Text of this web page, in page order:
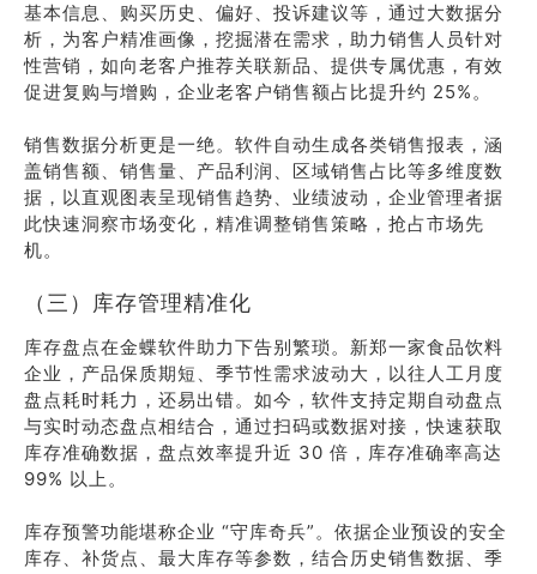
基本信息、购买历史、偏好、投诉建议等，通过大数据分
析，为客户精准画像，挖掘潜在需求，助力销售人员针对
性营销，如向老客户推荐关联新品、提供专属优惠，有效
促进复购与增购，企业老客户销售额占比提升约 25%。
销售数据分析更是一绝。软件自动生成各类销售报表，涵
盖销售额、销售量、产品利润、区域销售占比等多维度数
据，以直观图表呈现销售趋势、业绩波动，企业管理者据
此快速洞察市场变化，精准调整销售策略，抢占市场先
机。
（三）库存管理精准化
库存盘点在金蝶软件助力下告别繁琐。新郑一家食品饮料
企业，产品保质期短、季节性需求波动大，以往人工月度
盘点耗时耗力，还易出错。如今，软件支持定期自动盘点
与实时动态盘点相结合，通过扫码或数据对接，快速获取
库存准确数据，盘点效率提升近 30 倍，库存准确率高达
99% 以上。
库存预警功能堪称企业 “守库奇兵”。依据企业预设的安全
库存、补货点、最大库存等参数，结合历史销售数据、季